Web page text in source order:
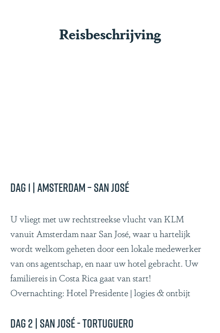
Reisbeschrijving
Dag 1 | Amsterdam – San José
U vliegt met uw rechtstreekse vlucht van KLM
vanuit Amsterdam naar San José, waar u hartelijk
wordt welkom geheten door een lokale medewerker
van ons agentschap, en naar uw hotel gebracht. Uw
familiereis in Costa Rica gaat van start!
Overnachting: Hotel Presidente | logies & ontbijt
Dag 2 | San José - Tortuguero